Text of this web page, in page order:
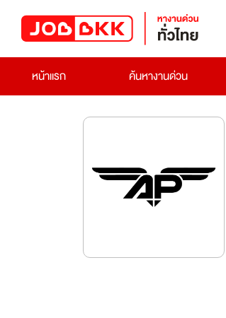
หน้าแรก
ค้นหางานด่วน